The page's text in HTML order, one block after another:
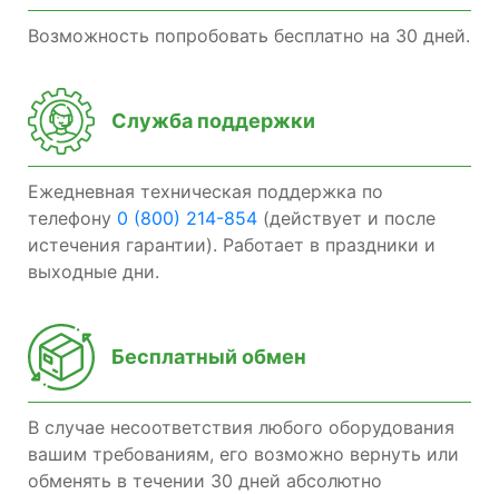
Возможность попробовать бесплатно на 30 дней.
Служба поддержки
Ежедневная техническая поддержка по
телефону 0 (800) 214-854 (действует и после
истечения гарантии). Работает в праздники и
выходные дни.
Бесплатный обмен
В случае несоответствия любого оборудования
вашим требованиям, его возможно вернуть или
обменять в течении 30 дней абсолютно